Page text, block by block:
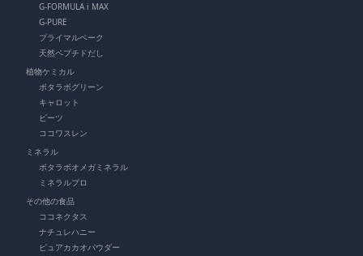
G-FORMULA i MAX
G-PURE
プライマルベーク
天然ペプチドだし
植物ケミカル
ボタラボグリーン
キャロット
ビーツ
ココワスレン
ミネラル
ボタラボオメガミネラル
ミネラルプロ
その他の食品
ココネクタス
ナチュレハニー
ピュアカカオパウダー